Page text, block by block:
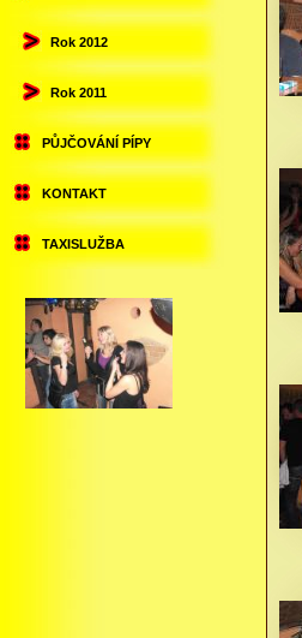
Rok 2012
Rok 2011
PŮJČOVÁNÍ PÍPY
KONTAKT
TAXISLUŽBA